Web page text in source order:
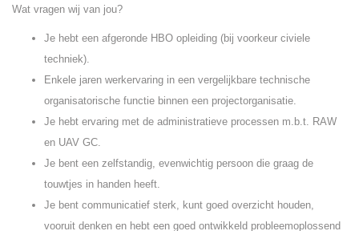
Wat vragen wij van jou?
Je hebt een afgeronde HBO opleiding (bij voorkeur civiele
techniek).
Enkele jaren werkervaring in een vergelijkbare technische
organisatorische functie binnen een projectorganisatie.
Je hebt ervaring met de administratieve processen m.b.t. RAW
en UAV GC.
Je bent een zelfstandig, evenwichtig persoon die graag de
touwtjes in handen heeft.
Je bent communicatief sterk, kunt goed overzicht houden,
vooruit denken en hebt een goed ontwikkeld probleemoplossend